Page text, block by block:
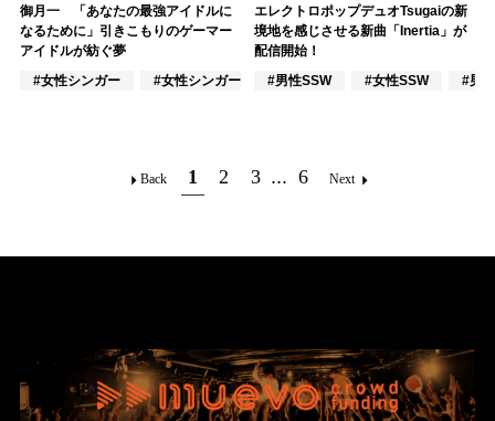
御月一 「あなたの最強アイドルに
なるために」引きこもりのゲーマー
アイドルが紡ぐ夢
#女性シンガー
#女性シンガーグループ #女性アイドル
エレクトロポップデュオTsugaiの新
境地を感じさせる新曲「Inertia」が
配信開始！
#男性SSW
#女性SSW #男
Back 1 2 3 ... 6 Next